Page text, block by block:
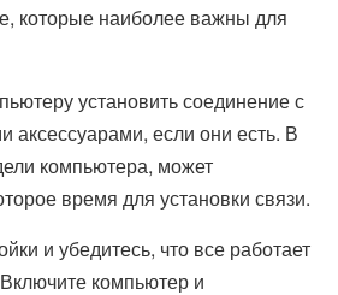
которые наиболее важны для
установить соединение с
аксессуарами, если они есть. В
компьютера, может
время для установки связи.
и убедитесь, что все работает
компьютер и